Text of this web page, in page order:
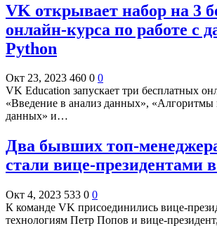
VK открывает набор на 3
онлайн-курса по работе с
Python
Окт 23, 2023 460 0 0
VK Education запускает три бесплатных
«Введение в анализ данных», «Алгоритмы
данных» и…
Два бывших топ-
стали вице-президентами
Окт 4, 2023 533 0 0
К команде VK присоединились вице-
технологиям Петр Попов и вице-